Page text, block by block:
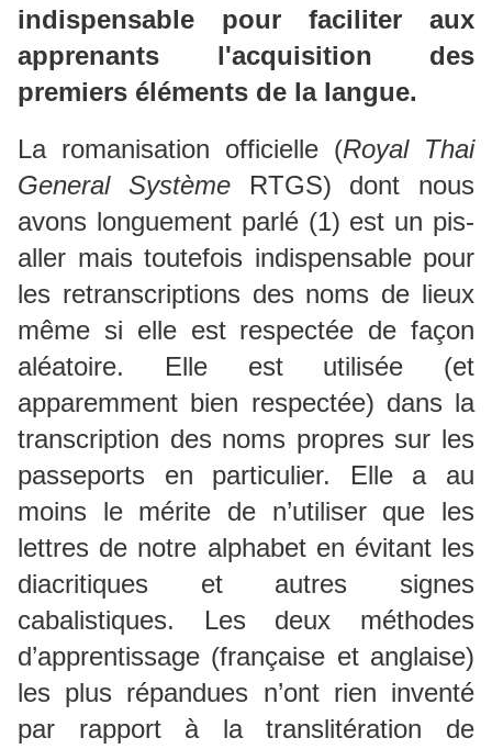
indispensable pour faciliter aux
apprenants l'acquisition des
premiers éléments de la langue.
La romanisation officielle (Royal Thai
General SystèmeRTGS) dont nous
avons longuement parlé (1) est un pis-
aller mais toutefois indispensable pour
les retranscriptions des noms de lieux
même si elle est respectée de façon
aléatoire. Elle est utilisée (et
apparemment bien respectée) dans la
transcription des noms propres sur les
passeports en particulier. Elle a au
moins le mérite de n’utiliser que les
lettres de notre alphabet en évitant les
diacritiques et autres signes
cabalistiques. Les deux méthodes
d’apprentissage (française et anglaise)
les plus répandues n’ont rien inventé
par rapport à la translitération de